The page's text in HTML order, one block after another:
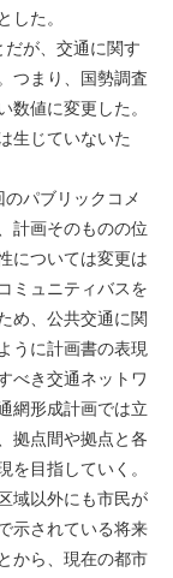
した。
が、交通に関す
つまり、国勢調査
数値に変更した。
生じていないた
パブリックコメ
計画そのものの位
については変更は
ミュニティバスを
め、公共交通に関
うに計画書の表現
べき交通ネットワ
網形成計画では立
拠点間や拠点と各
を目指していく。
域以外にも市民が
示されている将来
から、現在の都市